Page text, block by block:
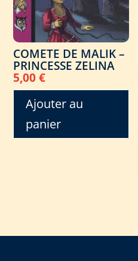
COMETE DE MALIK –
PRINCESSE ZELINA
5,00€
Ajouter au
panier